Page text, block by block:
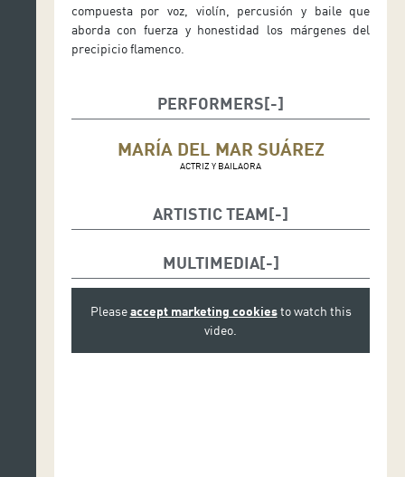
compuesta por voz, violín, percusión y baile que
aborda con fuerza y honestidad los márgenes del
precipicio flamenco.
PERFORMERS
MARÍA DEL MAR SUÁREZ
ACTRIZ Y BAILAORA
ARTISTIC TEAM
Música:
voz: Maryam Llanos
violín: Luz Prado
MULTIMEDIA
Pleaseaccept marketing cookiesto watch this
video.